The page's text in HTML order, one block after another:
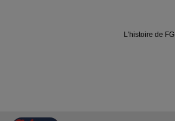
L'histoire de FG